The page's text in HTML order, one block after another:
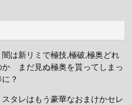
闇は新リミで極技,極破,極奥どれ
か まだ見ぬ極奥を貰ってしまっ
？
スタレはもう豪華なおまけかセレ